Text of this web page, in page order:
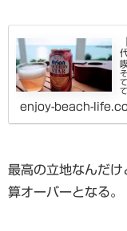
enjoy-beach-
最高の立地なんだ
算オーバーとなる。